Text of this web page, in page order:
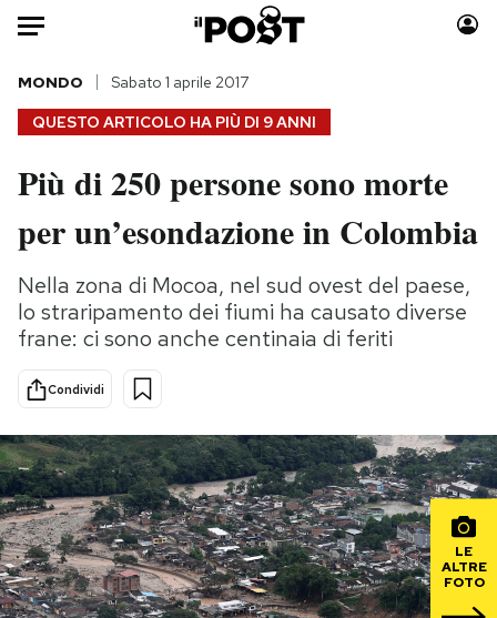
HOME
Italia
Politica
Tecnologia
Internet
Scienza
Cultura
Economia
Sport
Moda
Consumismi
Storie/Idee
Ok Boomer!
Media
Mondiali calcio 2026
PODCAST
QUESTO ARTICOLO HA PIÙ DI 9 ANNI
MONDO Sabato 1 aprile 2017
Più di 250 persone sono morte
per un’esondazione in Colombia
Nella zona di Mocoa, nel sud ovest del paese,
lo straripamento dei fiumi ha causato diverse
frane: ci sono anche centinaia di feriti
Condividi
LE
ALTRE
FOTO